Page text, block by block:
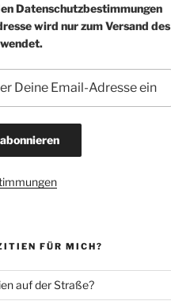
Datenschutzbestimmungen
wird nur zum Versand des
FÜR MICH?
auf der Straße?